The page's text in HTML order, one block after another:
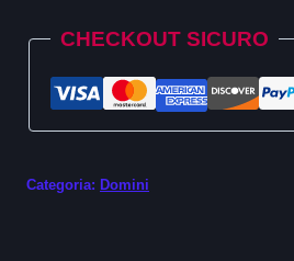
CHECKOUT SICURO
Categoria: Domini